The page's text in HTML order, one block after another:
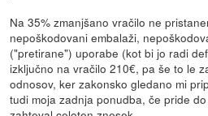
Na 35% zmanjšano vračilo ne
nepoškodovani embalaži,
("pretirane") uporabe (kot bi jo radi
izključno na vračilo 210€, pa še to le
odnosov, ker zakonsko gledano mi
tudi moja zadnja ponudba, če pride